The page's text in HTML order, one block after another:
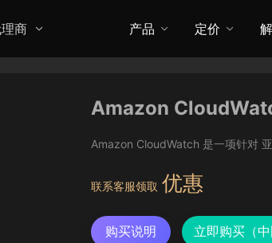
商 产品 定价
Amazon
Amazon CloudWatch 是一项针对
联系客服领取 优惠
购买说明 立即购买（中